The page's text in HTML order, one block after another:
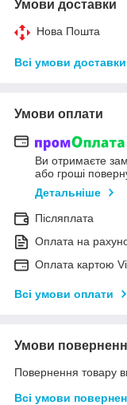
Умови доставки
Нова Пошта
Всі умови доставки
Умови оплати
Ви отримаєте
або гроші
Детальніше
Післяплата
Оплата на
Оплата картою
Всі умови оплати
Умови
Повернення товару
Всі умови